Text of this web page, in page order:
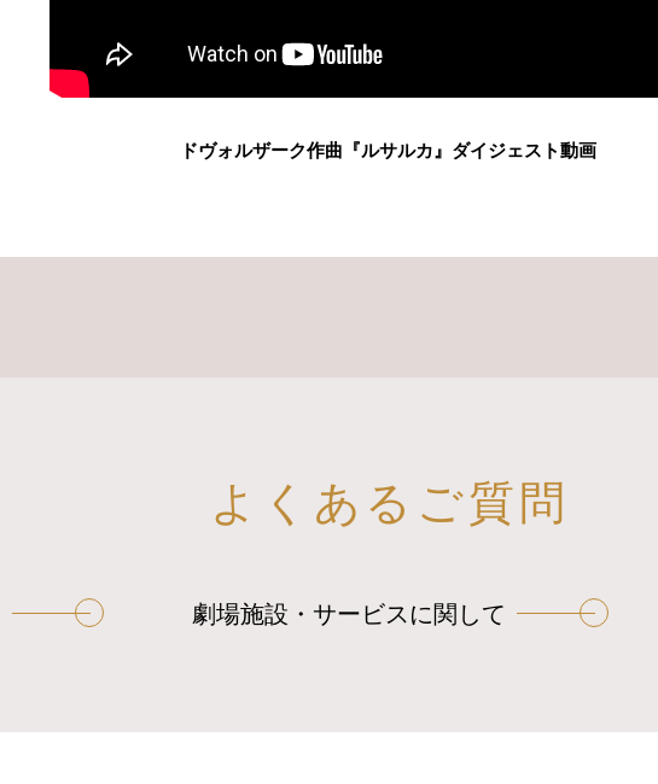
ドヴォルザーク作曲『ルサルカ』ダイジェスト動画
よくあるご質問
劇場施設・サービスに関して